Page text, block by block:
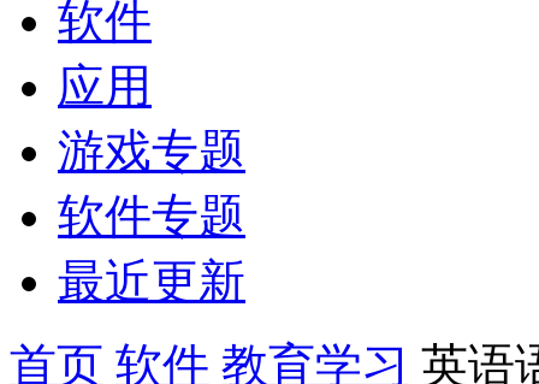
软件
应用
游戏专题
软件专题
最近更新
首页 软件 教育学习 英语